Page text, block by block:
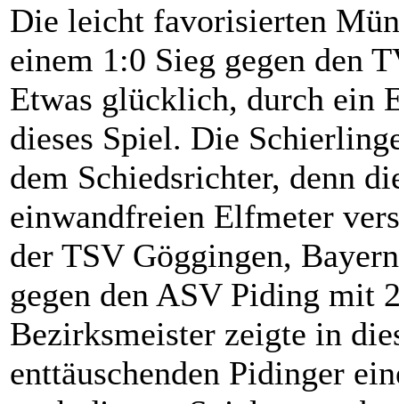
Die leicht favorisierten
einem 1:0 Sieg gegen den
Etwas glücklich, durch ein
dieses Spiel. Die
dem Schiedsrichter, denn
einwandfreien Elfmeter
der TSV Göggingen,
gegen den ASV Piding mit
Bezirksmeister zeigte in
enttäuschenden Pidinger